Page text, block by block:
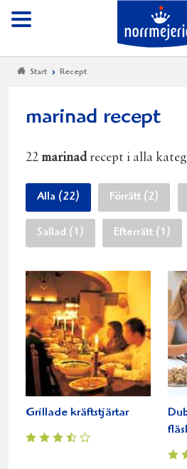
Meny
Start Recept
marinad recept
22 marinadrecept i alla
Alla (22) Förrätt (2)
Sallad (1) Efterrätt (1)
Grillade kräftstjärtar